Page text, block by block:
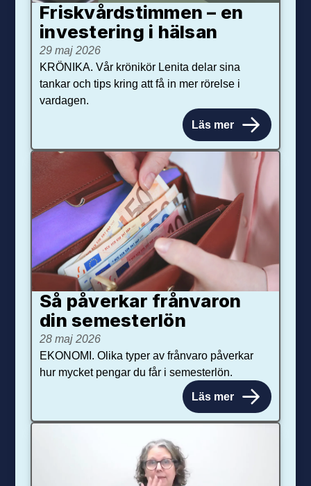
Friskvårdstimmen – en
investering i hälsan
29 maj 2026
KRÖNIKA. Vår krönikör Lenita delar sina
tankar och tips kring att få in mer rörelse i
vardagen.
Läs mer
Så påverkar från­varon
din semester­lön
28 maj 2026
EKONOMI. Olika typer av frånvaro påverkar
hur mycket pengar du får i semesterlön.
Läs mer